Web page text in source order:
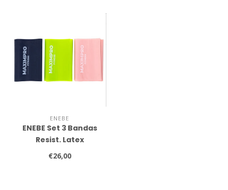
ENEBE
ENEBE Set 3 Bandas
Resist. Latex
€26,00